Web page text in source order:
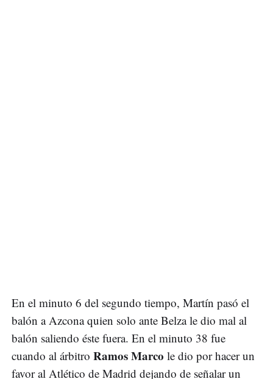
En el minuto 6 del segundo tiempo, Martín pasó el
balón a Azcona quien solo ante Belza le dio mal al
balón saliendo éste fuera. En el minuto 38 fue
cuando al árbitro Ramos Marco le dio por hacer un
favor al Atlético de Madrid dejando de señalar un